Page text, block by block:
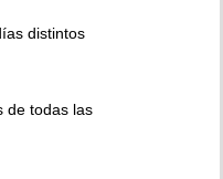
distintos
de todas las